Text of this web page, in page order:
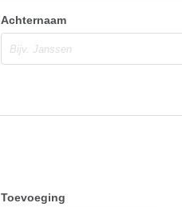
Achternaam
Toevoeging